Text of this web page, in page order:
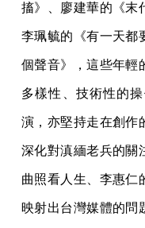
搐》、廖建華的《末
李珮毓的《有一天都
個聲音》，這些年輕
多樣性、技術性的
演，亦堅持走在創作
深化對滇緬老兵的關
曲照看人生、李惠仁
映射出台灣媒體的問